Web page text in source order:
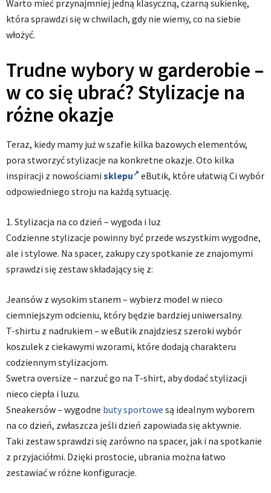
Warto mieć przynajmniej jedną klasyczną, czarną sukienkę,
która sprawdzi się w chwilach, gdy nie wiemy, co na siebie
włożyć.
Trudne wybory w garderobie –
w co się ubrać? Stylizacje na
różne okazje
Teraz, kiedy mamy już w szafie kilka bazowych elementów,
pora stworzyć stylizacje na konkretne okazje. Oto kilka
inspiracji z nowościami sklepu
eButik, które ułatwią Ci wybór
odpowiedniego stroju na każdą sytuację.
1. Stylizacja na co dzień – wygoda i luz
Codzienne stylizacje powinny być przede wszystkim wygodne,
ale i stylowe. Na spacer, zakupy czy spotkanie ze znajomymi
sprawdzi się zestaw składający się z:
Jeansów z wysokim stanem – wybierz model w nieco
ciemniejszym odcieniu, który będzie bardziej uniwersalny.
T-shirtu z nadrukiem – w eButik znajdziesz szeroki wybór
koszulek z ciekawymi wzorami, które dodają charakteru
codziennym stylizacjom.
Swetra oversize – narzuć go na T-shirt, aby dodać stylizacji
nieco ciepła i luzu.
Sneakersów – wygodne buty sportowe są idealnym wyborem
na co dzień, zwłaszcza jeśli dzień zapowiada się aktywnie.
Taki zestaw sprawdzi się zarówno na spacer, jak i na spotkanie
z przyjaciółmi. Dzięki prostocie, ubrania można łatwo
zestawiać w różne konfiguracje.